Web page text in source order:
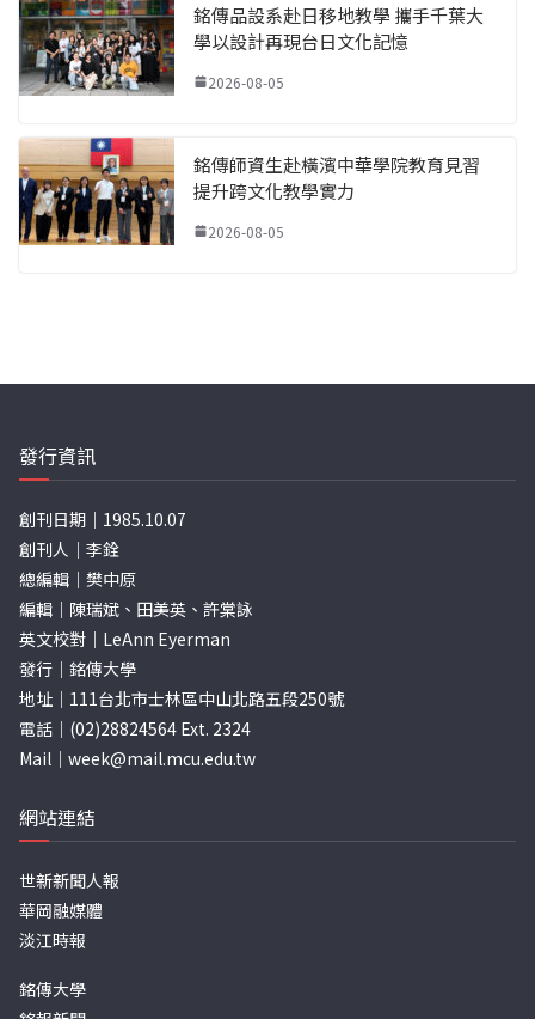
銘傳品設系赴日移地教學 攜手千葉大
學以設計再現台日文化記憶
2026-08-05
銘傳師資生赴橫濱中華學院教育見習
提升跨文化教學實力
2026-08-05
發行資訊
創刊日期｜1985.10.07
創刊人｜李銓
總編輯｜樊中原
編輯｜陳瑞斌、田美英、許棠詠
英文校對｜LeAnn Eyerman
發行｜銘傳大學
地址｜111台北市士林區中山北路五段250號
電話｜(02)28824564 Ext. 2324
Mail｜ week@mail.mcu.edu.tw
網站連結
世新新聞人報
華岡融媒體
淡江時報
銘傳大學